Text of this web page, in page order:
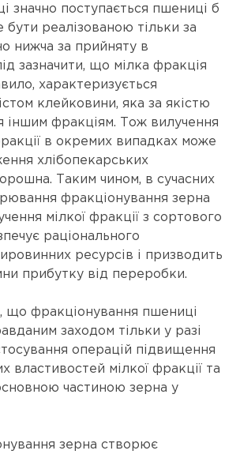
значно поступається пшениці б
реалізованою тільки за
нижча за прийняту в
зазначити, що мілка фракція
характеризується
клейковини, яка за якістю
іншим фракціям. Тож вилучення
в окремих випадках може
хлібопекарських
Таким чином, в сучасних
фракціонування зерна
мілкої фракції з сортового
раціонального
ресурсів і призводить
прибутку від переробки.
що фракціонування пшениці
заходом тільки у разі
операцій підвищення
властивостей мілкої фракції та
частиною зерна у
зерна створює